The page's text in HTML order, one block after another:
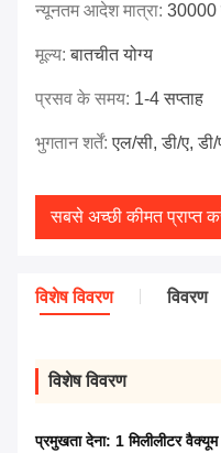
न्यूनतम आदेश मात्रा: 30000
मूल्य:बातचीत योग्य
प्रसव के समय: 1-4 सप्ताह
भुगतान शर्तें:एल/सी, डी/ए, डी/
सबसे अच्छी कीमत प्राप्त
विशेष विवरण विवरण
विशेष विवरण
प्रमुखता देना: 1 मिलीलीटर